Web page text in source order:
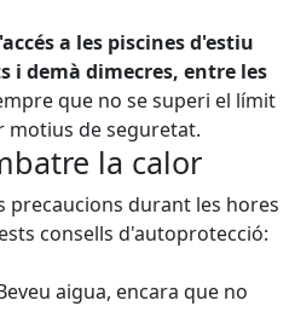
a les piscines d'estiu
demà dimecres, entre les
que no se superi el límit
de seguretat.
la calor
precaucions durant les hores
consells d'autoprotecció:
aigua, encara que no